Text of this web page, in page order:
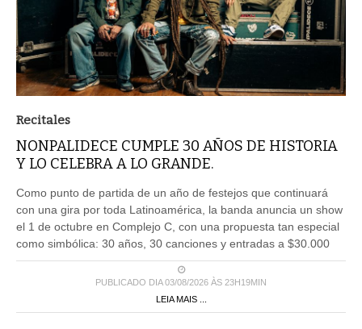
Recitales
NONPALIDECE CUMPLE 30 AÑOS DE HISTORIA
Y LO CELEBRA A LO GRANDE.
Como punto de partida de un año de festejos que continuará
con una gira por toda Latinoamérica, la banda anuncia un show
el 1 de octubre en Complejo C, con una propuesta tan especial
como simbólica: 30 años, 30 canciones y entradas a $30.000
PUBLICADO DIA 03/08/2026 ÀS 23H19MIN
LEIA MAIS ...